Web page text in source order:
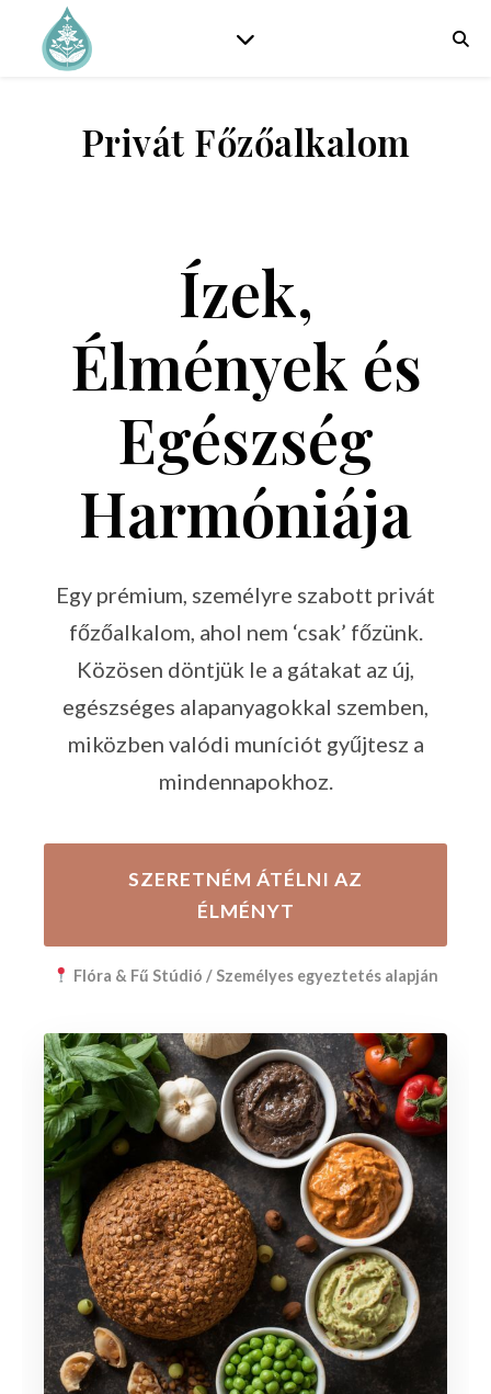
Privát Főzőalkalom
Ízek,
Élmények és
Egészség
Harmóniája
Egy prémium, személyre szabott privát
főzőalkalom, ahol nem ‘csak’ főzünk.
Közösen döntjük le a gátakat az új,
egészséges alapanyagokkal szemben,
miközben valódi muníciót gyűjtesz a
mindennapokhoz.
SZERETNÉM ÁTÉLNI AZ
ÉLMÉNYT
Flóra & Fű Stúdió / Személyes egyeztetés alapján